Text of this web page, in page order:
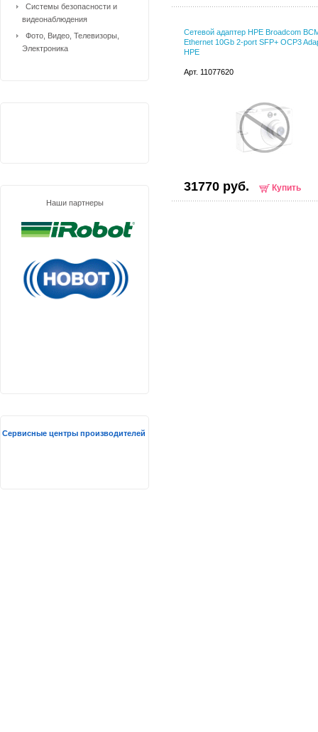
Сетевой адаптер HPE Broadcom
Ethernet 10Gb 2-port SFP+ OCP3
HPE
Арт. 11077620
31770 руб. Купить
Системы безопасности и
видеонаблюдения
Фото, Видео, Телевизоры,
Электроника
Наши партнеры
Сервисные центры производителей